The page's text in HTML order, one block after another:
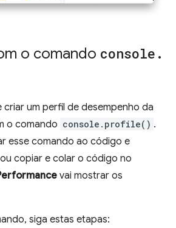
o comando console .
criar um perfil de desempenho da
o comando console.profile() .
esse comando ao código e
copiar e colar o código no
vai mostrar os
siga estas etapas: